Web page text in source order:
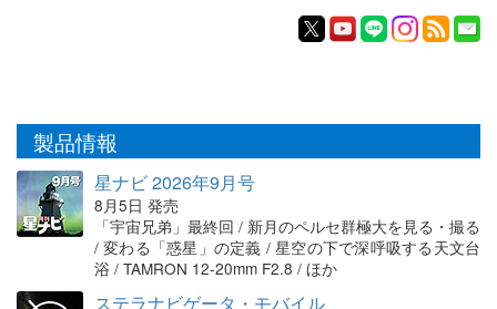
製品情報
星ナビ 2026年9月号
8月5日 発売
「宇宙兄弟」最終回 / 新月のペルセ群極大を見る・撮る
/ 変わる「惑星」の定義 / 星空の下で深呼吸する天文台
浴 / TAMRON 12-20mm F2.8 / ほか
ステラナビゲータ・モバイル